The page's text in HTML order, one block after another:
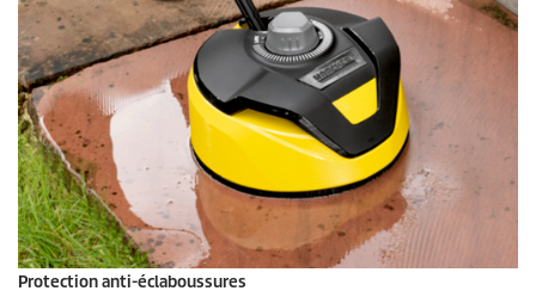
Protection anti-éclaboussures